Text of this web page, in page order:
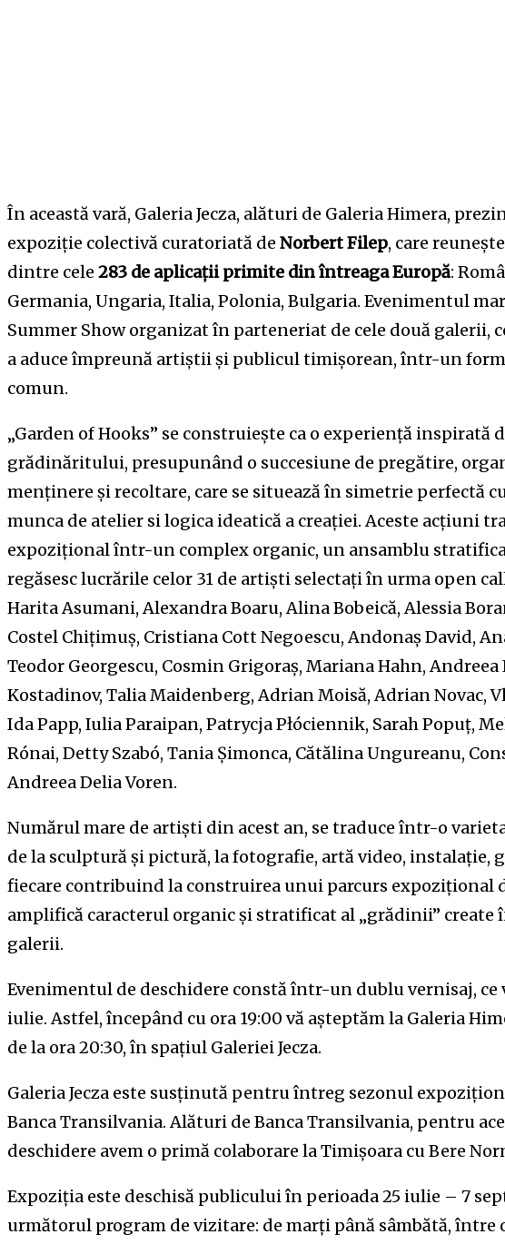
În această vară, Galeria Jecza, alături de Galeria Himera,
expoziție colectivă curatoriată de Norbert Filep, care reunește
dintre cele 283 de aplicații primite din întreaga Europă:
Germania, Ungaria, Italia, Polonia, Bulgaria. Evenimentul
Summer Show organizat în parteneriat de cele două galerii,
a aduce împreună artiștii și publicul timișorean, într-un
comun.
„Garden of Hooks” se construiește ca o experiență inspirată
grădinăritului, presupunând o succesiune de pregătire,
menținere și recoltare, care se situează în simetrie perfectă
munca de atelier si logica ideatică a creației. Aceste acțiuni
expozițional într-un complex organic, un ansamblu
regăsesc lucrările celor 31 de artiști selectați în urma open
Harita Asumani, Alexandra Boaru, Alina Bobeică, Alessia
Costel Chițimuș, Cristiana Cott Negoescu, Andonaș David,
Teodor Georgescu, Cosmin Grigoraș, Mariana Hahn, Andreea
Kostadinov, Talia Maidenberg, Adrian Moisă, Adrian Novac,
Ida Papp, Iulia Paraipan, Patrycja Płóciennik, Sarah Popuț,
Rónai, Detty Szabó, Tania Șimonca, Cătălina Ungureanu,
Andreea Delia Voren.
Numărul mare de artiști din acest an, se traduce într-o
de la sculptură și pictură, la fotografie, artă video, instalație,
fiecare contribuind la construirea unui parcurs expozițional
amplifică caracterul organic și stratificat al „grădinii” create
galerii.
Evenimentul de deschidere constă într-un dublu vernisaj, ce
iulie. Astfel, începând cu ora 19:00 vă așteptăm la Galeria
de la ora 20:30, în spațiul Galeriei Jecza.
Galeria Jecza este susținută pentru întreg sezonul
Banca Transilvania. Alături de Banca Transilvania, pentru
deschidere avem o primă colaborare la Timișoara cu Bere
Expoziția este deschisă publicului în perioada 25 iulie – 7
următorul program de vizitare: de marți până sâmbătă, între